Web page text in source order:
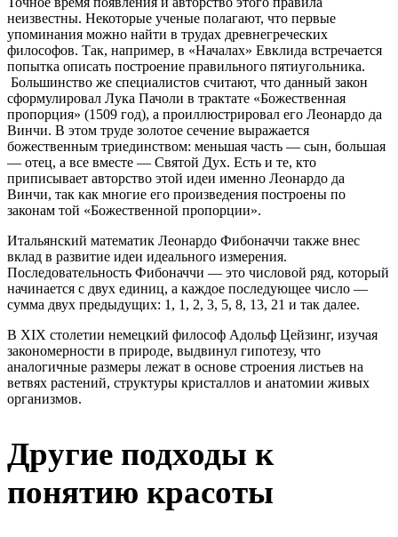
неизвестны. Некоторые ученые полагают, что первые
упоминания можно найти в трудах древнегреческих
философов. Так, например, в «Началах» Евклида встречается
попытка описать построение правильного пятиугольника.
Большинство же специалистов считают, что данный закон
сформулировал Лука Пачоли в трактате «Божественная
пропорция» (1509 год), а проиллюстрировал его Леонардо да
Винчи. В этом труде золотое сечение выражается
божественным триединством: меньшая часть — сын, большая
— отец, а все вместе — Святой Дух. Есть и те, кто
приписывает авторство этой идеи именно Леонардо да
Винчи, так как многие его произведения построены по
законам той «Божественной пропорции».
Итальянский математик Леонардо Фибоначчи также внес
вклад в развитие идеи идеального измерения.
Последовательность Фибоначчи — это числовой ряд, который
начинается с двух единиц, а каждое последующее число —
сумма двух предыдущих: 1, 1, 2, 3, 5, 8, 13, 21 и так далее.
В XIX столетии немецкий философ Адольф Цейзинг, изучая
закономерности в природе, выдвинул гипотезу, что
аналогичные размеры лежат в основе строения листьев на
ветвях растений, структуры кристаллов и анатомии живых
организмов.
Другие подходы к
понятию красоты